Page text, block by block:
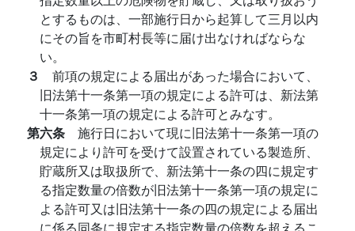
とするものは、一部施行日から起算して三月以内
にその旨を市町村長等に届け出なければならな
い。
３ 前項の規定による届出があった場合において、
旧法第十一条第一項の規定による許可は、新法第
十一条第一項の規定による許可とみなす。
第六条 施行日において現に旧法第十一条第一項の
規定により許可を受けて設置されている製造所、
貯蔵所又は取扱所で、新法第十一条の四に規定す
る指定数量の倍数が旧法第十一条第一項の規定に
よる許可又は旧法第十一条の四の規定による届出